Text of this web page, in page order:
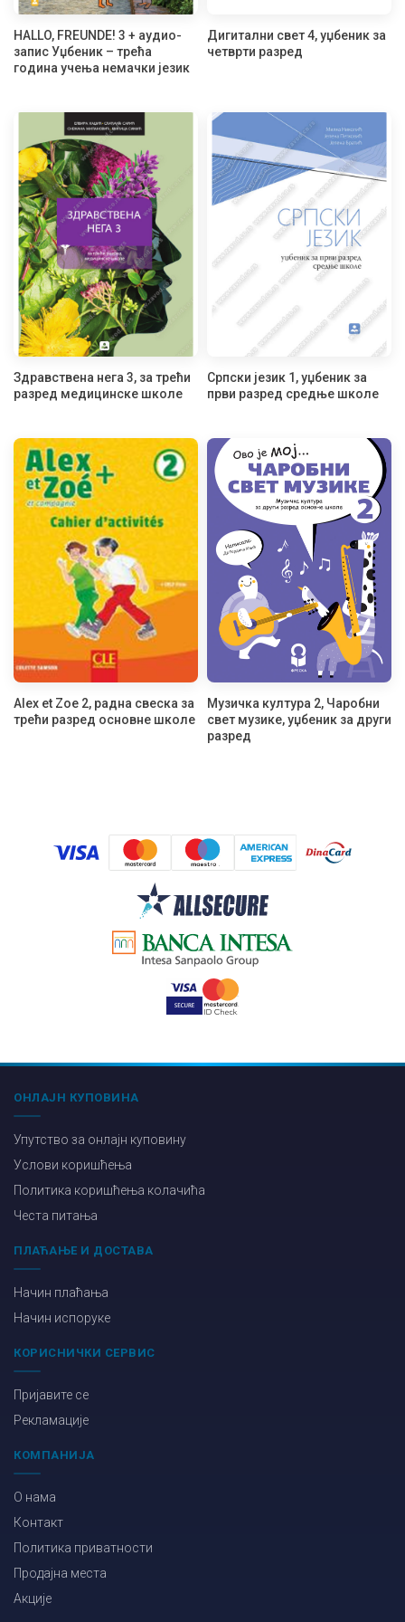
HALLO, FREUNDE! 3 + аудио-
запис Уџбеник – трећа
година учења немачки језик
Дигитални свет 4, уџбеник за
четврти разред
Здравствена нега 3, за трећи
разред медицинске школе
Српски језик 1, уџбеник за
први разред средње школе
Alex et Zoe 2, радна свеска за
трећи разред основне школе
Музичка култура 2, Чаробни
свет музике, уџбеник за други
разред
ОНЛАЈН КУПОВИНА
Упутство за онлајн куповину
Услови коришћења
Политика коришћења колачића
Честа питања
ПЛАЋАЊЕ И ДОСТАВА
Начин плаћања
Начин испоруке
КОРИСНИЧКИ СЕРВИС
Пријавите се
Рекламације
КОМПАНИЈА
О нама
Контакт
Политика приватности
Продајна места
Акције